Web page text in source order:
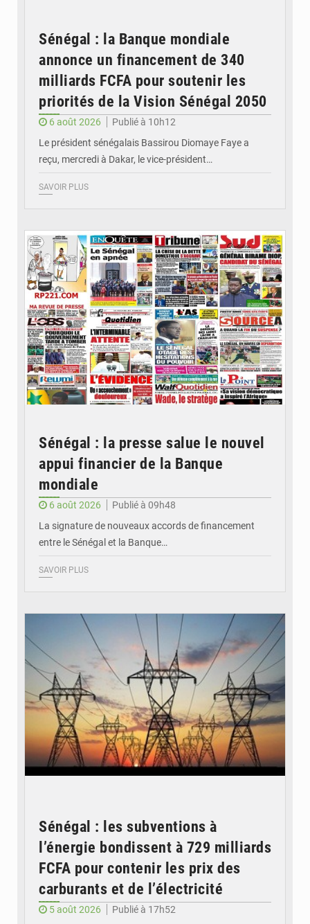
Sénégal : la Banque mondiale
annonce un financement de 340
milliards FCFA pour soutenir les
priorités de la Vision Sénégal 2050
6 août 2026
Publié à 10h12
Le président sénégalais Bassirou Diomaye Faye a
reçu, mercredi à Dakar, le vice-président…
SAVOIR PLUS
Sénégal : la presse salue le nouvel
appui financier de la Banque
mondiale
6 août 2026
Publié à 09h48
La signature de nouveaux accords de financement
entre le Sénégal et la Banque…
SAVOIR PLUS
Sénégal : les subventions à
l’énergie bondissent à 729 milliards
FCFA pour contenir les prix des
carburants et de l’électricité
5 août 2026 Publié à 17h52